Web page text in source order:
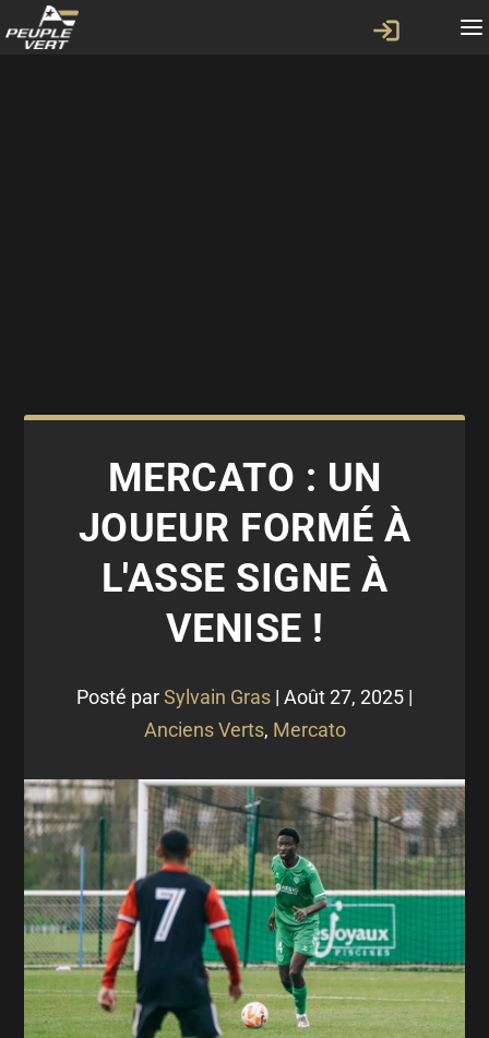
MERCATO : UN
JOUEUR FORMÉ À
L'ASSE SIGNE À
VENISE !
Posté parSylvain Gras | Août 27, 2025 |
Anciens Verts, Mercato